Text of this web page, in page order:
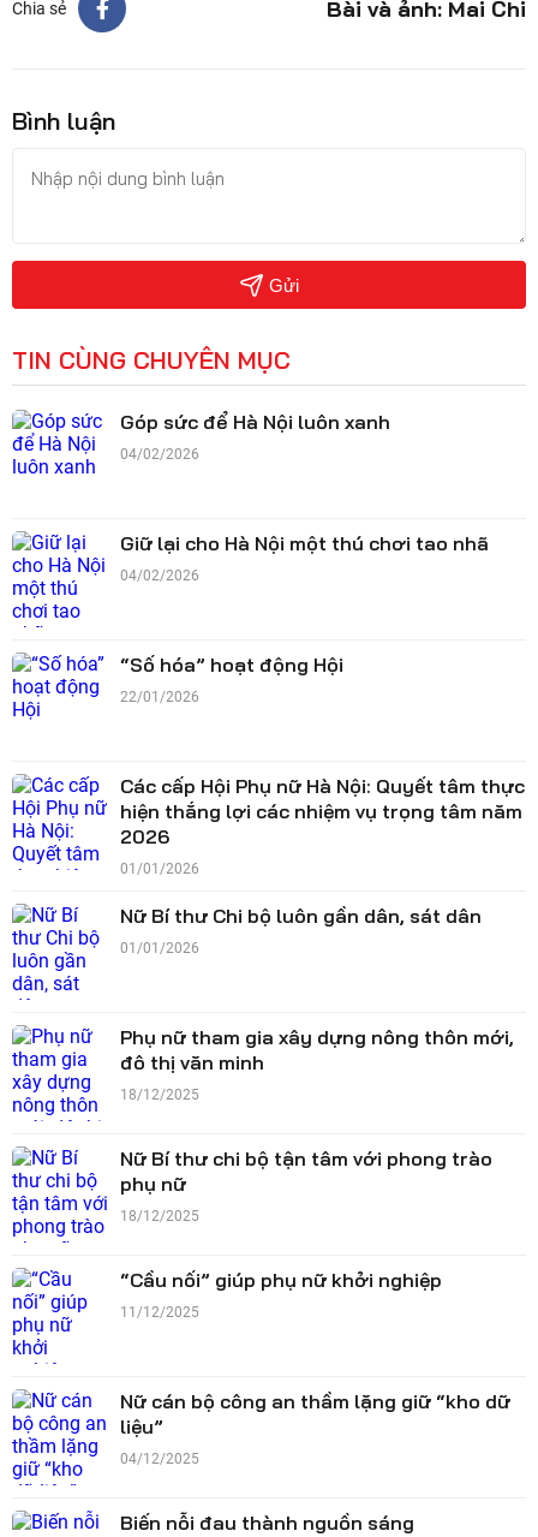
Chia sẻ Bài và ảnh: Mai Chi
Bình luận
Gửi
TIN CÙNG CHUYÊN MỤC
Góp sức để Hà Nội luôn xanh
04/02/2026
Giữ lại cho Hà Nội một thú chơi tao nhã
04/02/2026
“Số hóa” hoạt động Hội
22/01/2026
Các cấp Hội Phụ nữ Hà Nội: Quyết tâm thực
hiện thắng lợi các nhiệm vụ trọng tâm năm
2026
01/01/2026
Nữ Bí thư Chi bộ luôn gần dân, sát dân
01/01/2026
Phụ nữ tham gia xây dựng nông thôn mới,
đô thị văn minh
18/12/2025
Nữ Bí thư chi bộ tận tâm với phong trào
phụ nữ
18/12/2025
“Cầu nối” giúp phụ nữ khởi nghiệp
11/12/2025
Nữ cán bộ công an thầm lặng giữ “kho dữ
liệu”
04/12/2025
Biến nỗi đau thành nguồn sáng